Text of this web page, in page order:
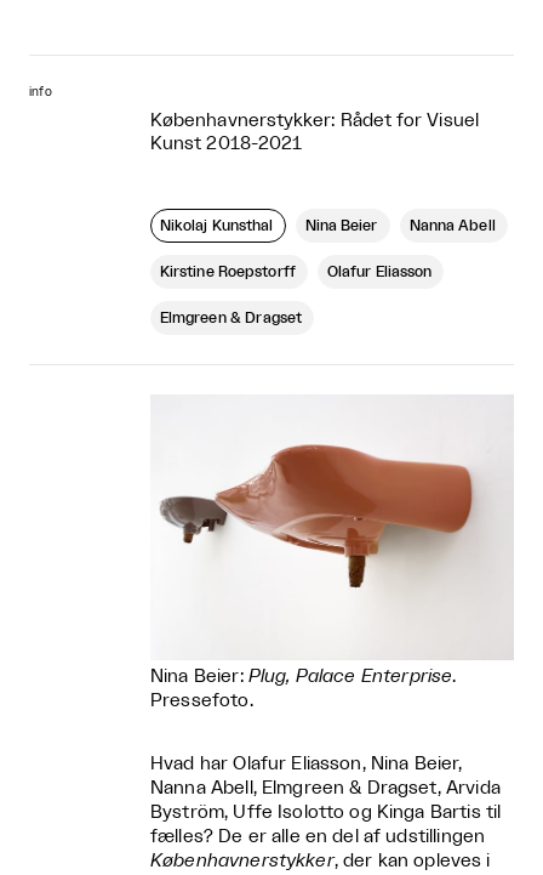
info
Københavnerstykker: Rådet for Visuel
Kunst 2018-2021
Nikolaj Kunsthal Nina Beier Nanna Abell
Kirstine Roepstorff Olafur Eliasson
Elmgreen & Dragset
Nina Beier: Plug, Palace Enterprise.
Pressefoto.
Hvad har Olafur Eliasson, Nina Beier,
Nanna Abell, Elmgreen & Dragset, Arvida
Byström, Uffe Isolotto og Kinga Bartis til
fælles? De er alle en del af udstillingen
Københavnerstykker, der kan opleves i